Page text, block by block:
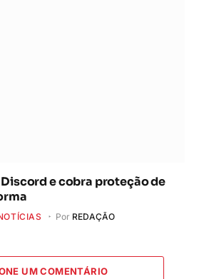
Discord e cobra proteção de
Por REDAÇÃO
UM COMENTÁRIO